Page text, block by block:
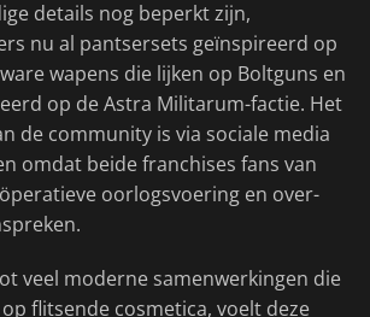
details nog beperkt zijn,
nu al pantsersets geïnspireerd op
wapens die lijken op Boltguns en
op de Astra Militarum-factie. Het
de community is via sociale media
omdat beide franchises fans van
oorlogsvoering en over-
veel moderne samenwerkingen die
flitsende cosmetica, voelt deze